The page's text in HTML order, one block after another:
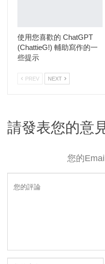
使用您喜歡的 ChatGPT
(ChattieG!) 輔助寫作的一
些提示
PREV NEXT
請發表您的意
您的